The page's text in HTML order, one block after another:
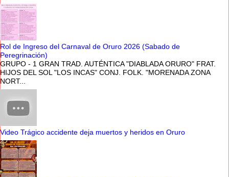
Rol de Ingreso del Carnaval de Oruro 2026 (Sabado de
Peregrinación)
GRUPO - 1 GRAN TRAD. AUTÉNTICA "DIABLADA ORURO" FRAT.
HIJOS DEL SOL "LOS INCAS" CONJ. FOLK. "MORENADA ZONA
NORT...
Video Trágico accidente deja muertos y heridos en Oruro